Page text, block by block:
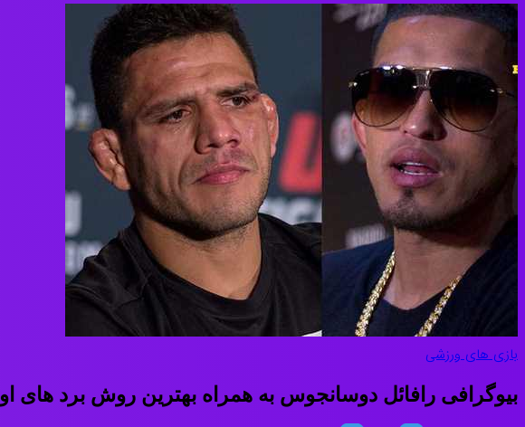
بازی های ورزشی
بیوگرافی رافائل دوسانجوس به همراه بهترین روش برد های او